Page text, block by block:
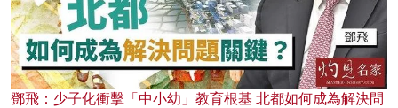
鄧飛：少子化衝擊「中小幼」教育根基 北都如何成為解決問